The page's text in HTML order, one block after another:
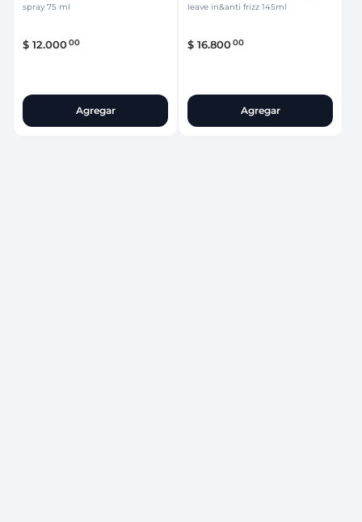
spray 75 ml
$ 12.00000
Agregar
leave in&anti frizz 145ml
$ 16.80000
Agregar